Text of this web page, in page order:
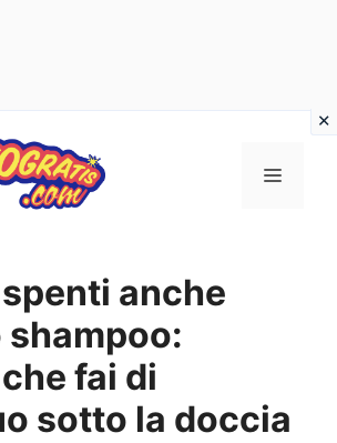
Menu
anche
shampoo:
fai di
sotto la doccia